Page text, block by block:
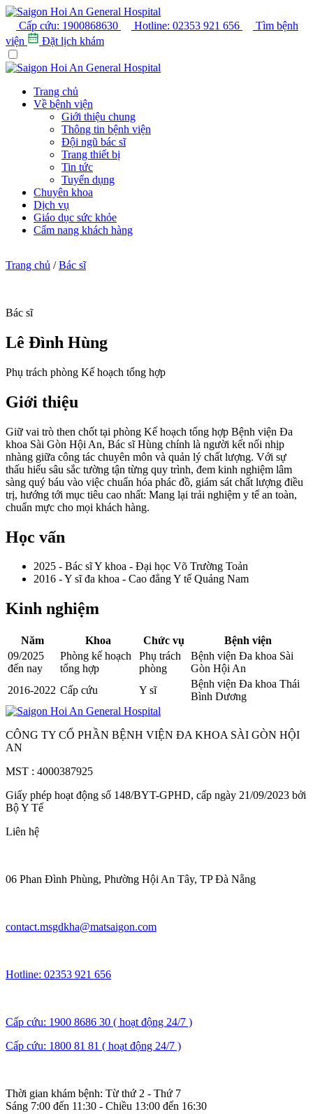
Cấp cứu: 1900868630 Hotline: 02353 921 656
Tìm bệnh
viện
Đặt lịch khám
Trang chủ
Về bệnh viện
Giới thiệu chung
Thông tin bệnh viện
Đội ngũ bác sĩ
Trang thiết bị
Tin tức
Tuyển dụng
Chuyên khoa
Dịch vụ
Giáo dục sức khỏe
Cẩm nang khách hàng
Trang chủ /Bác sĩ
Bác sĩ
Lê Đình Hùng
Phụ trách phòng Kế hoạch tổng hợp
Giới thiệu
Giữ vai trò then chốt tại phòng Kế hoạch tổng hợp Bệnh viện Đa
khoa Sài Gòn Hội An, Bác sĩ Hùng chính là người kết nối nhịp
nhàng giữa công tác chuyên môn và quản lý chất lượng. Với sự
thấu hiểu sâu sắc tường tận từng quy trình, đem kinh nghiệm lâm
sàng quý báu vào việc chuẩn hóa phác đồ, giám sát chất lượng điều
trị, hướng tới mục tiêu cao nhất: Mang lại trải nghiệm y tế an toàn,
chuẩn mực cho mọi khách hàng.
Học vấn
2025 - Bác sĩ Y khoa - Đại học Võ Trường Toản
2016 - Y sĩ đa khoa - Cao đẳng Y tế Quảng Nam
Kinh nghiệm
Năm Khoa Chức vụ
Bệnh viện
09/2025
đến nay
Phòng kế hoạch
tổng hợp
Phụ trách
phòng
Bệnh viện Đa khoa Sài
Gòn Hội An
2016-2022 Cấp cứu Y sĩ
Bệnh viện Đa khoa Thái
Bình Dương
CÔNG TY CỔ PHẦN BỆNH VIỆN ĐA KHOA SÀI GÒN HỘI
AN
MST : 4000387925
Giấy phép hoạt động số 148/BYT-GPHD, cấp ngày 21/09/2023 bởi
Bộ Y Tế
Liên hệ
06 Phan Đình Phùng, Phường Hội An Tây, TP Đà Nẵng
contact.msgdkha@matsaigon.com
Hotline: 02353 921 656
Cấp cứu: 1900 8686 30 ( hoạt động 24/7 )
Cấp cứu: 1800 81 81 ( hoạt động 24/7 )
Thời gian khám bệnh: Từ thứ 2 - Thứ 7
Sáng 7:00 đến 11:30 - Chiều 13:00 đến 16:30